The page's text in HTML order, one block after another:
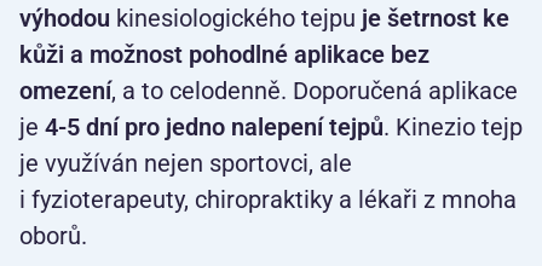
výhodou kinesiologického tejpu je šetrnost ke
kůži a možnost pohodlné aplikace bez
omezení, a to celodenně. Doporučená aplikace
je 4-5 dní pro jedno nalepení tejpů. Kinezio tejp
je využíván nejen sportovci, ale
i fyzioterapeuty, chiropraktiky a lékaři z mnoha
oborů.